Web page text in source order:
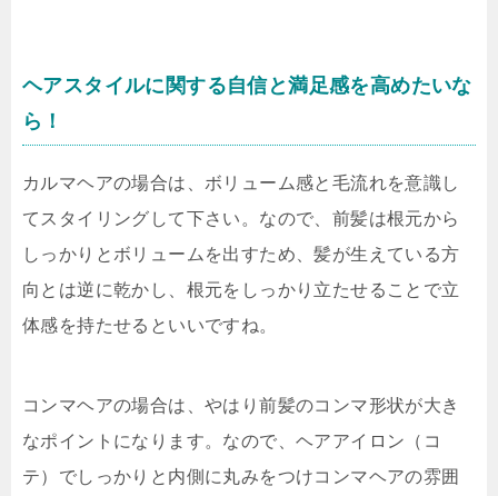
ヘアスタイルに関する自信と満足感を高めたいな
ら！
カルマヘアの場合は、ボリューム感と毛流れを意識し
てスタイリングして下さい。なので、前髪は根元から
しっかりとボリュームを出すため、髪が生えている方
向とは逆に乾かし、根元をしっかり立たせることで立
体感を持たせるといいですね。
コンマヘアの場合は、やはり前髪のコンマ形状が大き
なポイントになります。なので、ヘアアイロン（コ
テ）でしっかりと内側に丸みをつけコンマヘアの雰囲